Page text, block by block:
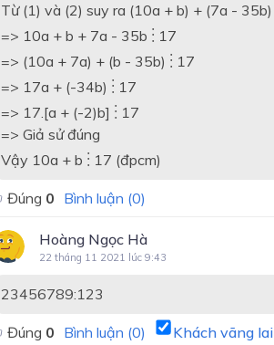
Từ (1) và (2) suy ra (10a + b) + (7a - 35b)
=> 10a + b + 7a - 35b ⋮ 17
=> (10a + 7a) + (b - 35b) ⋮ 17
=> 17a + (-34b) ⋮
⋮
17
=> 17.[a + (-2)b] ⋮
⋮
17
=> Giả sử đúng
Vậy 10a + b ⋮
⋮
17 (đpcm)
Đúng 0 Bình luận (0)
Hoàng Ngọc Hà
22 tháng 11 2021 lúc 9:43
23456789:123
Đúng 0 Bình luận (0) Khách vãng lai